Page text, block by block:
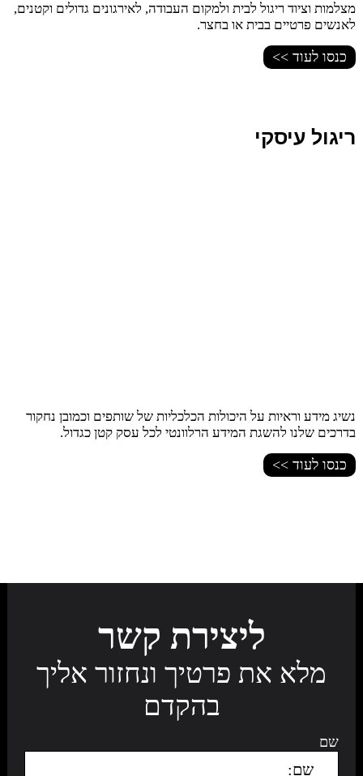
מצלמות וציוד ריגול לבית ולמקום העבודה, לאירגונים גדולים וקטנים,
לאנשים פרטיים בבית או בחצר.
כנסו לעוד >>
ריגול עיסקי
נשיג מידע וראיות על היכולות הכלכליות של שותפים וכמובן נחקור
בדרכים שלנו להשגת המידע הרלוונטי לכל עסק קטן כגדול.
כנסו לעוד >>
ליצירת קשר
מלא את פרטיך ונחזור אליך
בהקדם
שם